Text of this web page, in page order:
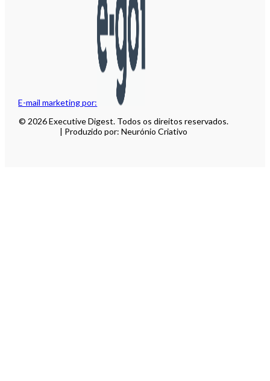
E-mail marketing por:
© 2026 Executive Digest. Todos os direitos reservados.
| Produzido por: Neurónio Criativo